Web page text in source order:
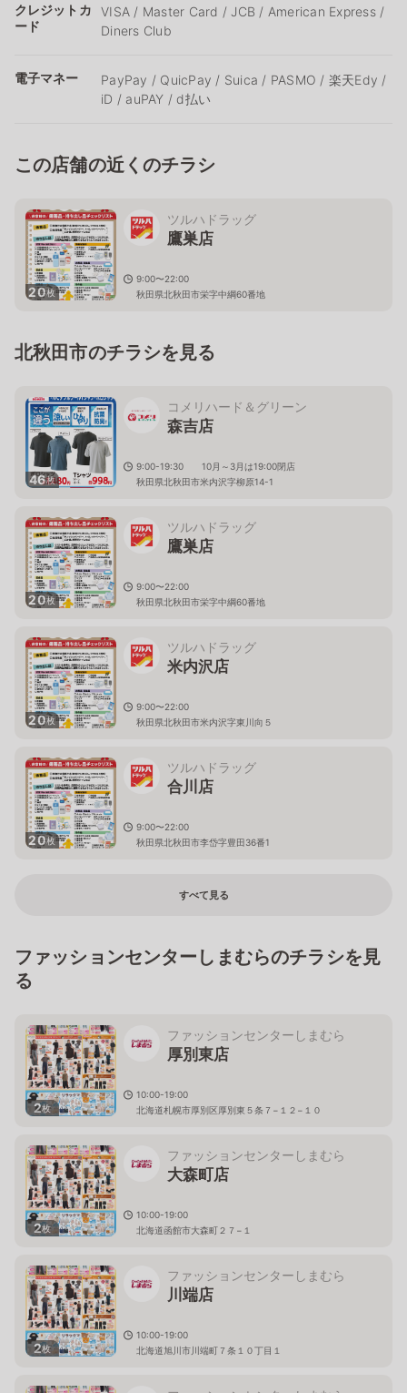
クレジットカ
ード
VISA / Master Card / JCB / American Express /
Diners Club
電子マネー
PayPay / QuicPay / Suica / PASMO / 楽天Edy /
iD / auPAY / d払い
この店舗の近くのチラシ
20枚
ツルハドラッグ
鷹巣店
9:00〜22:00
秋田県北秋田市栄字中綱60番地
北秋田市のチラシを見る
46枚
コメリハード＆グリーン
森吉店
9:00-19:30 10月～3月は19:00閉店
秋田県北秋田市米内沢字柳原14-1
20枚
ツルハドラッグ
鷹巣店
9:00〜22:00
秋田県北秋田市栄字中綱60番地
20枚
ツルハドラッグ
米内沢店
9:00〜22:00
秋田県北秋田市米内沢字東川向５
20枚
ツルハドラッグ
合川店
9:00〜22:00
秋田県北秋田市李岱字豊田36番1
すべて見る
ファッションセンターしまむらのチラシを見
る
2枚
ファッションセンターしまむら
厚別東店
10:00-19:00
北海道札幌市厚別区厚別東５条７−１２−１０
2枚
ファッションセンターしまむら
大森町店
10:00-19:00
北海道函館市大森町２７−１
2枚
ファッションセンターしまむら
川端店
10:00-19:00
北海道旭川市川端町７条１０丁目１